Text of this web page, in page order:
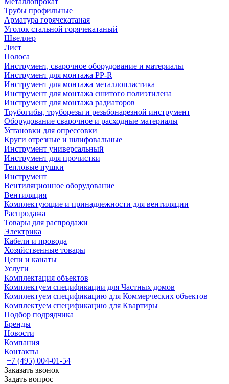
Трубы профильные
Арматура горячекатаная
Уголок стальной горячекатаный
Швеллер
Лист
Полоса
Инструмент, сварочное оборудование и материалы
Инструмент для монтажа PP-R
Инструмент для монтажа металлопластика
Инструмент для монтажа сшитого полиэтилена
Инструмент для монтажа радиаторов
Трубогибы, труборезы и резьбонарезной инструмент
Оборудование сварочное и расходные материалы
Установки для опрессовки
Круги отрезные и шлифовальные
Инструмент универсальный
Инструмент для прочистки
Тепловые пушки
Инструмент
Вентиляционное оборудование
Вентиляция
Комплектующие и принадлежности для вентиляции
Распродажа
Товары для распродажи
Электрика
Кабели и провода
Хозяйственные товары
Цепи и канаты
Услуги
Комплектация объектов
Комплектуем спецификации для Частных домов
Комплектуем спецификацию для Коммерческих объектов
Комплектуем спецификацию для Квартиры
Подбор подрядчика
Бренды
Новости
Компания
Контакты
+7 (495) 004-01-54
Заказать звонок
Задать вопрос